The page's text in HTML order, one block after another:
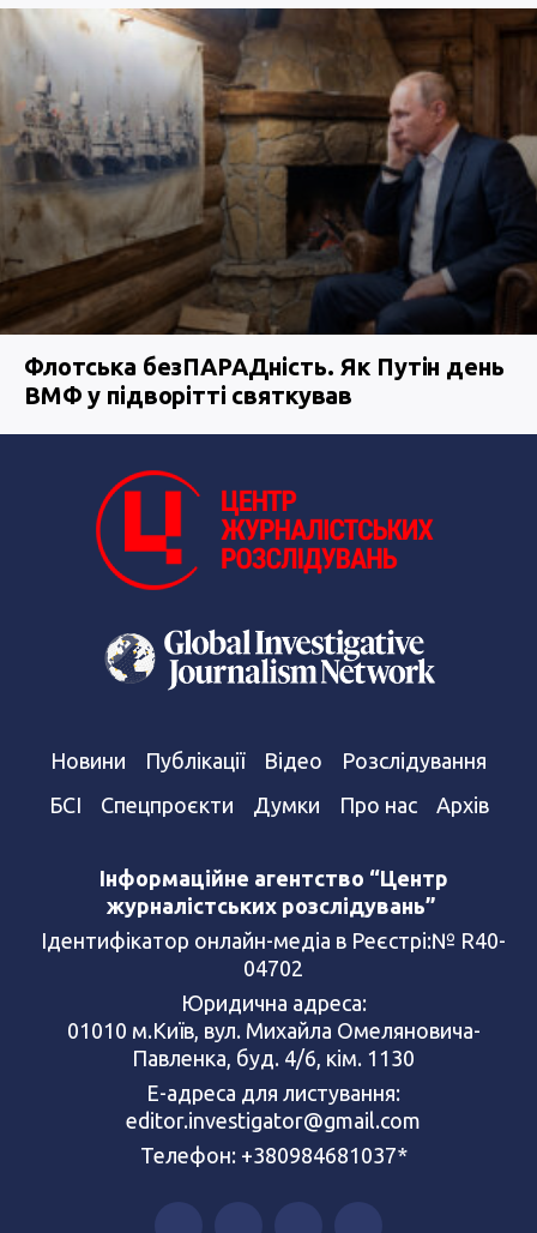
Флотська безПАРАДність. Як Путін день
ВМФ у підворітті святкував
Новини Публікації Відео
Розслідування
БСІ
Спецпроєкти Думки Про нас Архів
Інформаційне агентство “Центр
журналістських розслідувань”
Ідентифікатор онлайн-медіа в Реєстрі:№ R40-
04702
Юридична адреса:
01010 м.Київ, вул. Михайла Омеляновича-
Павленка, буд. 4/6, кім. 1130
Е-адреса для листування:
editor.investigator@gmail.com
Телефон: +380984681037*